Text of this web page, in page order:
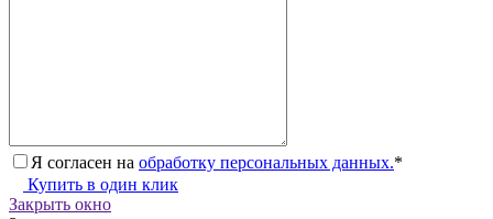
Я согласен на обработку персональных данных.*
Купить в один клик
Закрыть окно